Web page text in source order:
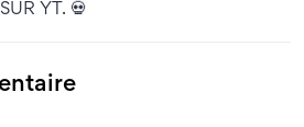
YT. 💀